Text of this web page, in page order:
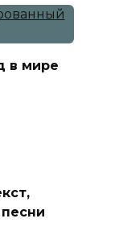
в мире